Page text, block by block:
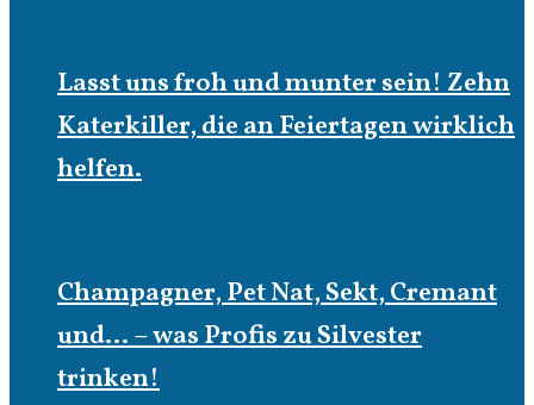
Lasst uns froh und munter sein! Zehn
Katerkiller, die an Feiertagen wirklich
helfen.
Champagner, Pet Nat, Sekt, Cremant
und… – was Profis zu Silvester
trinken!